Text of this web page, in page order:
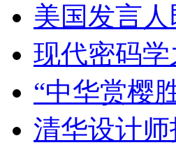
美国发言
现代密码
“中华赏樱
清华设计